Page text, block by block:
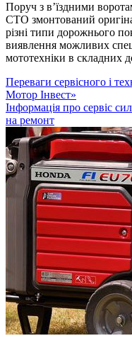
Поруч з в’їздними
СТО змонтований
різні типи дорожнього
виявлення можливих
мототехніки в складних
Переваги сервісного і
Мотор Інвест»
Інформація про сервіс
на ремонт